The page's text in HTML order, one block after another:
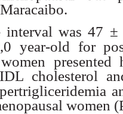
interval was 47 ±
year-old for
cholesterol
women